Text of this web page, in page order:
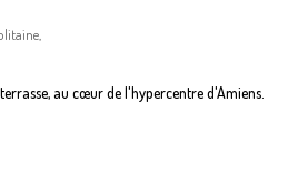
au cœur de l'hypercentre d'Amiens.